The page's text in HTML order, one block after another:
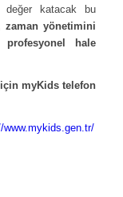
değer katacak bu
zaman yönetimini
hale
myKids telefon
www.mykids.gen.tr/